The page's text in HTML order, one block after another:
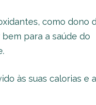
como dono
para a saúde do
às suas calorias e